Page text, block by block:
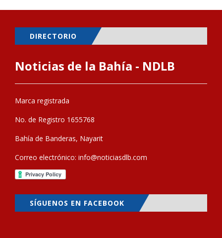
DIRECTORIO
Noticias de la Bahía - NDLB
Marca registrada
No. de Registro 1655768
Bahía de Banderas, Nayarit
Correo electrónico: info@noticiasdlb.com
SÍGUENOS EN FACEBOOK